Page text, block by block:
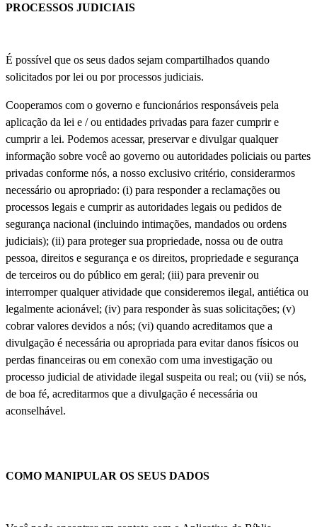
PROCESSOS JUDICIAIS
É possível que os seus dados sejam compartilhados quando
solicitados por lei ou por processos judiciais.
Cooperamos com o governo e funcionários responsáveis pela
aplicação da lei e / ou entidades privadas para fazer cumprir e
cumprir a lei. Podemos acessar, preservar e divulgar qualquer
informação sobre você ao governo ou autoridades policiais ou partes
privadas conforme nós, a nosso exclusivo critério, considerarmos
necessário ou apropriado: (i) para responder a reclamações ou
processos legais e cumprir as autoridades legais ou pedidos de
segurança nacional (incluindo intimações, mandados ou ordens
judiciais); (ii) para proteger sua propriedade, nossa ou de outra
pessoa, direitos e segurança e os direitos, propriedade e segurança
de terceiros ou do público em geral; (iii) para prevenir ou
interromper qualquer atividade que consideremos ilegal, antiética ou
legalmente acionável; (iv) para responder às suas solicitações; (v)
cobrar valores devidos a nós; (vi) quando acreditamos que a
divulgação é necessária ou apropriada para evitar danos físicos ou
perdas financeiras ou em conexão com uma investigação ou
processo judicial de atividade ilegal suspeita ou real; ou (vii) se nós,
de boa fé, acreditarmos que a divulgação é necessária ou
aconselhável.
COMO MANIPULAR OS SEUS DADOS